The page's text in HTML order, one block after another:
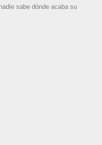
sabe dónde acaba su